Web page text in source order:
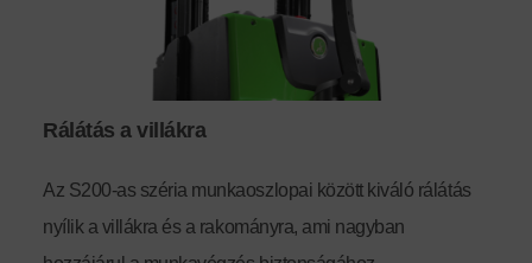
Rálátás a villákra
Az S200-as széria munkaoszlopai között kiváló rálátás
nyílik a villákra és a rakományra, ami nagyban